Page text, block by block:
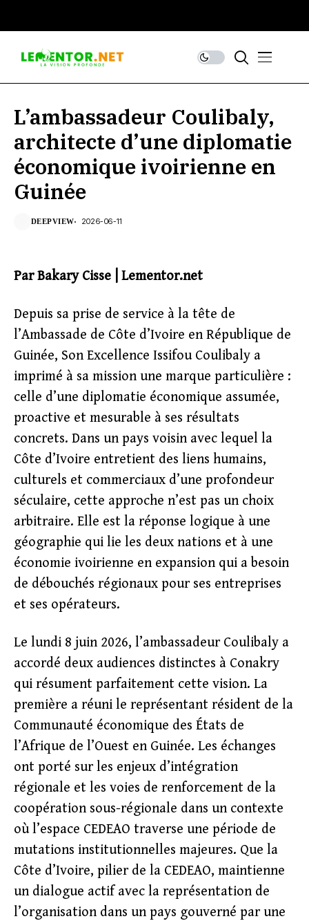
L’ambassadeur Coulibaly,
architecte d’une diplomatie
économique ivoirienne en
Guinée
DEEPVIEW 2026-06-11
Par Bakary Cisse | Lementor.net
Depuis sa prise de service à la tête de
l’Ambassade de Côte d’Ivoire en République de
Guinée, Son Excellence Issifou Coulibaly a
imprimé à sa mission une marque particulière :
celle d’une diplomatie économique assumée,
proactive et mesurable à ses résultats
concrets. Dans un pays voisin avec lequel la
Côte d’Ivoire entretient des liens humains,
culturels et commerciaux d’une profondeur
séculaire, cette approche n’est pas un choix
arbitraire. Elle est la réponse logique à une
géographie qui lie les deux nations et à une
économie ivoirienne en expansion qui a besoin
de débouchés régionaux pour ses entreprises
et ses opérateurs.
Le lundi 8 juin 2026, l’ambassadeur Coulibaly a
accordé deux audiences distinctes à Conakry
qui résument parfaitement cette vision. La
première a réuni le représentant résident de la
Communauté économique des États de
l’Afrique de l’Ouest en Guinée. Les échanges
ont porté sur les enjeux d’intégration
régionale et les voies de renforcement de la
coopération sous-régionale dans un contexte
où l’espace CEDEAO traverse une période de
mutations institutionnelles majeures. Que la
Côte d’Ivoire, pilier de la CEDEAO, maintienne
un dialogue actif avec la représentation de
l’organisation dans un pays gouverné par une